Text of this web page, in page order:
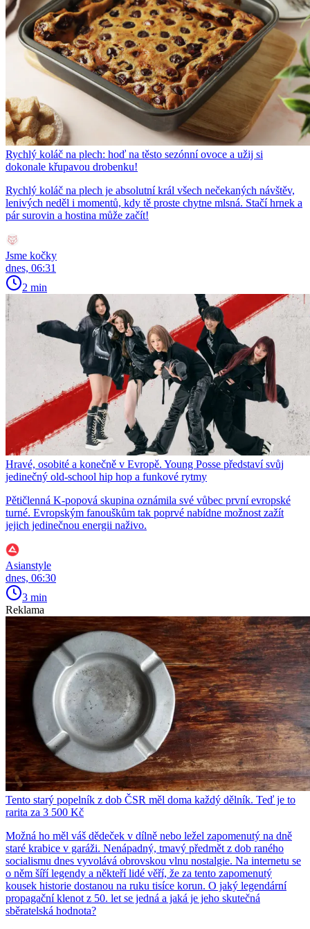
Rychlý koláč na plech: hoď na těsto sezónní ovoce a užij si
dokonale křupavou drobenku!
Rychlý koláč na plech je absolutní král všech nečekaných návštěv,
lenivých neděl i momentů, kdy tě proste chytne mlsná. Stačí hrnek a
pár surovin a hostina může začít!
Jsme kočky
dnes, 06:31
2 min
Hravé, osobité a konečně v Evropě. Young Posse představí svůj
jedinečný old-school hip hop a funkové rytmy
Pětičlenná K-popová skupina oznámila své vůbec první evropské
turné. Evropským fanouškům tak poprvé nabídne možnost zažít
jejich jedinečnou energii naživo.
Asianstyle
dnes, 06:30
3 min
Reklama
Tento starý popelník z dob ČSR měl doma každý dělník. Teď je to
rarita za 3 500 Kč
Možná ho měl váš dědeček v dílně nebo ležel zapomenutý na dně
staré krabice v garáži. Nenápadný, tmavý předmět z dob raného
socialismu dnes vyvolává obrovskou vlnu nostalgie. Na internetu se
o něm šíří legendy a někteří lidé věří, že za tento zapomenutý
kousek historie dostanou na ruku tisíce korun. O jaký legendární
propagační klenot z 50. let se jedná a jaká je jeho skutečná
sběratelská hodnota?